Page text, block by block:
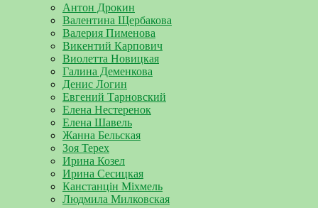
Антон Дрокин
Валентина Щербакова
Валерия Пименова
Викентий Карпович
Виолетта Новицкая
Галина Деменкова
Денис Логин
Евгений Тарновский
Елена Нестеренок
Елена Шавель
Жанна Бельская
Зоя Терех
Ирина Козел
Ирина Сесицкая
Канстанцін Міхмель
Людмила Милковская